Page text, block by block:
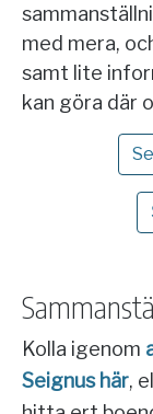
med mera,
samt lite
kan göra där
Kolla igenom
Seignus här,